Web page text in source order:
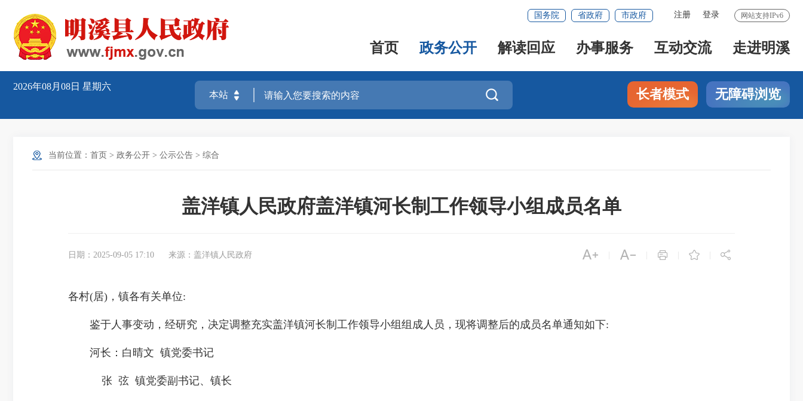
网站支持IPv6
注册 登录
国务院 省政府 市政府
首页 政务公开 解读回应 办事服务 互动交流 走进明溪
2026年08月08日 星期六
 长者模式 无障碍浏览
当前位置： 首页 > 政务公开 > 公示公告 > 综合
盖洋镇人民政府盖洋镇河长制工作领导小组成员名单
日期：2025-09-05 17:10 来源：盖洋镇人民政府     
各村(居)，镇各有关单位:
鉴于人事变动，经研究，决定调整充实盖洋镇河长制工作领导小组组成人员，现将调整后的成员名单通知如下:
河长：白晴文 镇党委书记
张 弦 镇党委副书记、镇长